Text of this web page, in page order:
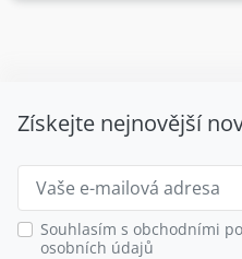
Získejte nejnovější
Souhlasím s obchodními
osobních údajů